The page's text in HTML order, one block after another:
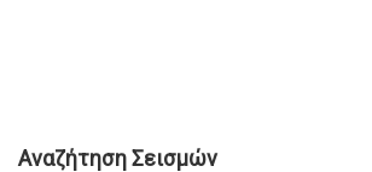
Αναζήτηση Σεισμών